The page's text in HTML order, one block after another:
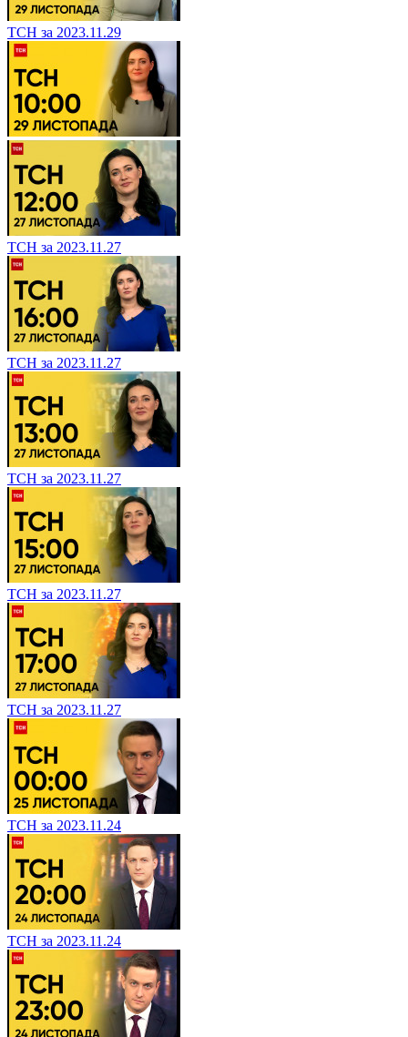
ТСН за 2023.11.29
ТСН за 2023.11.27
ТСН за 2023.11.27
ТСН за 2023.11.27
ТСН за 2023.11.27
ТСН за 2023.11.27
ТСН за 2023.11.24
ТСН за 2023.11.24